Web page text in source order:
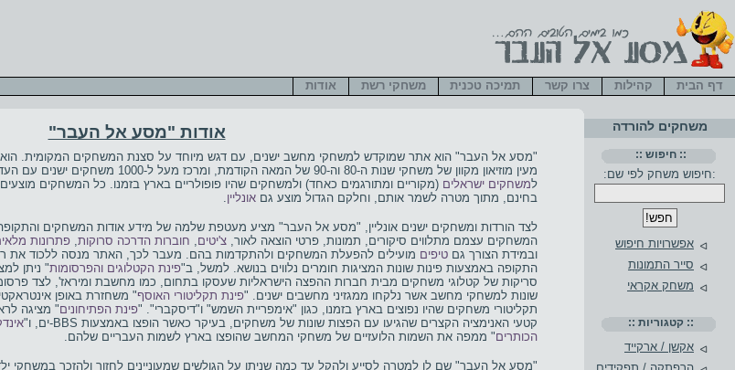
אודות "מסע אל העבר"
"מסע אל העבר" הוא אתר שמוקדש למשחקי מחשב ישנים, עם דגש מיוחד על סצנת המשחקים המקומית.
מעין מוזיאון מקוון של משחקי שנות ה-80 וה-90 של המאה הקודמת, ומרכז מעל ל-1000 משחקים
למשחקים ישראלים (מקוריים ומתורגמים כאחד) ולמשחקים שהיו פופולריים בארץ בזמנו. כל המשחקים
בחינם, מתוך מטרה לשמר אותם, וחלקם הגדול מוצע גם אונליין.
לצד הורדות ומשחקים ישנים אונליין, "מסע אל העבר" מציע מעטפת שלמה של מידע אודות המשחקים
המשחקים עצמם מתלווים סיקורים, תמונות, פרטי הוצאה לאור, צ'יטים, חוברות הדרכה סרוקות, פתרונות
ובמידת הצורך גם טיפים מועילים להפעלת המשחקים ולהתקדמות בהם. מעבר לכך, האתר מנסה ללכוד את
התקופה באמצעות פינות שונות המציגות חומרים נלווים בנושא. למשל, ב"פינת הקטלוגים והפרסומות" ניתן
סריקות של קטלוגי משחקים מבית חברות ההפצה הישראליות שעסקו בתחום, כמו מחשבת ומיראז', לצד
שונות למשחקי מחשב אשר נלקחו ממגזיני מחשבים ישנים. "פינת תקליטורי האוסף" משחזרת באופן
תקליטורי משחקים שהיו נפוצים בארץ בזמנו, כגון "אימפריית השמש" ו"דיסקברי". "פינת הפתיחונים" מציגה
קטעי האנימציה הקצרים שהגיעו עם הפצות שונות של משחקים, בעיקר כאשר הופצו באמצעות BBS-ים, ו"
הכותרים" ממפה את השמות הלועזיים של משחקי המחשב שהופצו בארץ לשמות העבריים שלהם.
"מסע אל העבר" שם לו למטרה לסייע ולהקל עד כמה שניתן על הגולשים שמעוניינים לחזור ולהזכר במשחקי
משחקים להורדה
:: חיפוש ::
:חיפוש משחק לפי שם:
אפשרויות חיפוש
סייר התמונות
משחק אקראי
:: קטגוריות ::
אקשן / ארקייד
דף הבית קהילות צרו קשר תמיכה טכנית משחקי רשת אודות